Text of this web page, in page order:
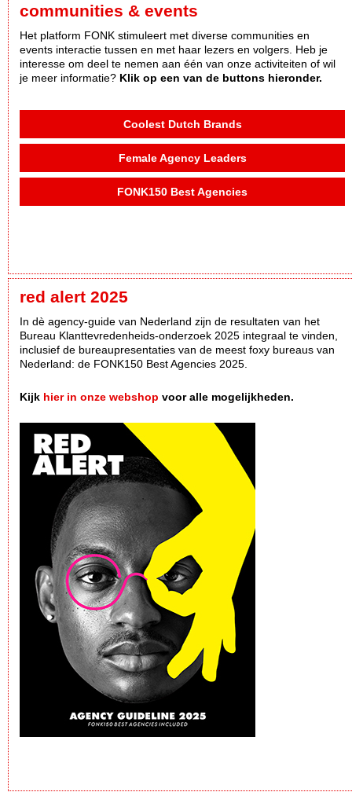
communities & events
Het platform FONK stimuleert met diverse communities en
events interactie tussen en met haar lezers en volgers. Heb je
interesse om deel te nemen aan één van onze activiteiten of wil
je meer informatie? Klik op een van de buttons hieronder.
Coolest Dutch Brands
Female Agency Leaders
FONK150 Best Agencies
red alert 2025
In dè agency-guide van Nederland zijn de resultaten van het
Bureau Klanttevredenheids-onderzoek 2025 integraal te vinden,
inclusief de bureaupresentaties van de meest foxy bureaus van
Nederland: de FONK150 Best Agencies 2025.
Kijk hier in onze webshop voor alle mogelijkheden.